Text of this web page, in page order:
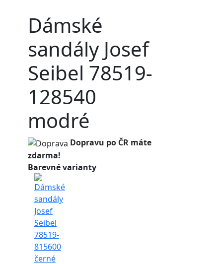
Dámské
sandály Josef
Seibel 78519-
128540
modré
Dopravu po ČR máte
zdarma!
Barevné varianty